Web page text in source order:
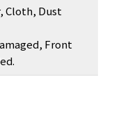
Cloth, Dust
Front